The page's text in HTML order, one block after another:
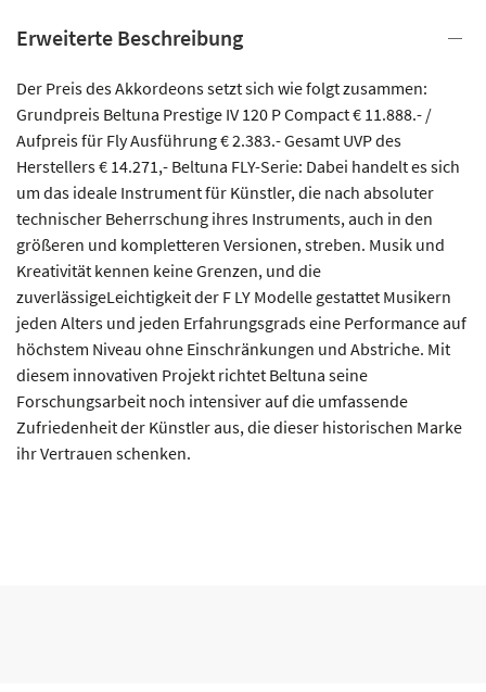
Erweiterte Beschreibung
Der Preis des Akkordeons setzt sich wie folgt zusammen:
Grundpreis Beltuna Prestige IV 120 P Compact € 11.888.- /
Aufpreis für Fly Ausführung € 2.383.- Gesamt UVP des
Herstellers € 14.271,- Beltuna FLY-Serie: Dabei handelt es sich
um das ideale Instrument für Künstler, die nach absoluter
technischer Beherrschung ihres Instruments, auch in den
größeren und kompletteren Versionen, streben. Musik und
Kreativität kennen keine Grenzen, und die
zuverlässigeLeichtigkeit der F LY Modelle gestattet Musikern
jeden Alters und jeden Erfahrungsgrads eine Performance auf
höchstem Niveau ohne Einschränkungen und Abstriche. Mit
diesem innovativen Projekt richtet Beltuna seine
Forschungsarbeit noch intensiver auf die umfassende
Zufriedenheit der Künstler aus, die dieser historischen Marke
ihr Vertrauen schenken.